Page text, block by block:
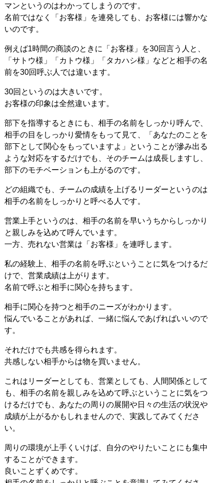
マンというのはわかってしまうのです。
名前ではなく「お客様」を連発しても、お客様には響かな
いのです。
例えば1時間の商談のときに「お客様」を30回言う人と、
「サトウ様」「カトウ様」「タカハシ様」などと相手の名
前を30回呼ぶ人では違います。
30回というのは大きいです。
お客様の印象は全然違います。
部下を指導するときにも、相手の名前をしっかり呼んで、
相手の目をしっかり愛情をもって見て、「あなたのことを
部下として関心をもっていますよ」ということが滲み出る
ような対応をするだけでも、そのチームは成長しますし、
部下のモチベーションも上がるのです。
どの組織でも、チームの成績を上げるリーダーというのは
相手の名前をしっかりと呼べる人です。
営業上手というのは、相手の名前を早いうちからしっかり
と親しみを込めて呼んでいます。
一方、売れない営業は「お客様」を連呼します。
私の経験上、相手の名前を呼ぶということに気をつけるだ
けで、営業成績は上がります。
名前で呼ぶと相手に関心を持ちます。
相手に関心を持つと相手のニーズがわかります。
悩んでいることがあれば、一緒に悩んであげればいいので
す。
それだけでも共感を得られます。
共感しない相手からは物を買いません。
これはリーダーとしても、営業としても、人間関係として
も、相手の名前を親しみを込めて呼ぶということに気をつ
けるだけでも、あなたの周りの展開や日々の生活の状況や
成績が上がるかもしれませんので、実践してみてくださ
い。
周りの環境が上手くいけば、自分のやりたいことにも集中
することができます。
良いことずくめです。